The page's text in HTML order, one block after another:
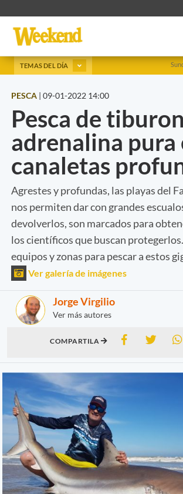
TEMAS DEL DÍA
PESCA | 09-01-2022 14:00
Pesca de
adrenalina pura
canaletas
Agrestes y profundas, las playas del
nos permiten dar con grandes
devolverlos, son marcados para
los científicos que buscan
equipos y zonas para pescar a estos
Ver galería de imágenes
Jorge Virgilio
Ver más autores
COMPARTILA